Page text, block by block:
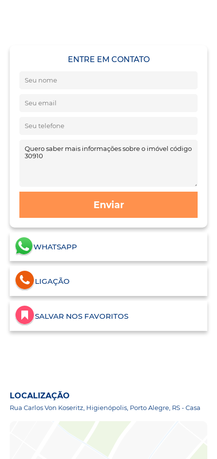
ENTRE EM CONTATO
Enviar
WHATSAPP
LIGAÇÃO
SALVAR NOS FAVORITOS
LOCALIZAÇÃO
Rua Carlos Von Koseritz, Higienópolis, Porto Alegre, RS - Casa